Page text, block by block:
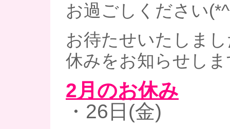
お過ごしください
お待たせいたしま
休みをお知らせしま
2月のお休み
・26日(金)